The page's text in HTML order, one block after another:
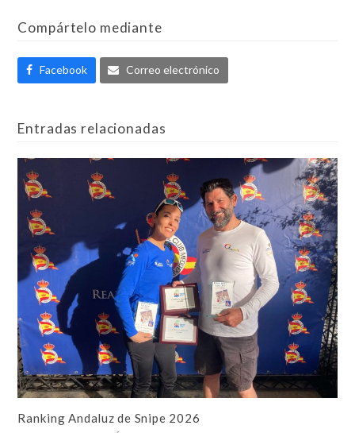
Compártelo mediante
Facebook Correo electrónico
Entradas relacionadas
Ranking Andaluz de Snipe 2026